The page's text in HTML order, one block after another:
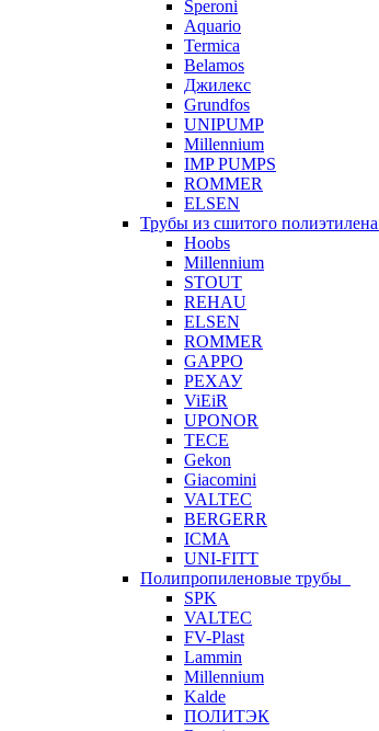
Speroni
Aquario
Termica
Belamos
Джилекс
Grundfos
UNIPUMP
Millennium
IMP PUMPS
ROMMER
ELSEN
Трубы из сшитого полиэтилена
Hoobs
Millennium
STOUT
REHAU
ELSEN
ROMMER
GAPPO
РЕХАУ
ViEiR
UPONOR
TECE
Gekon
Giacomini
VALTEC
BERGERR
ICMA
UNI-FITT
Полипропиленовые трубы
SPK
VALTEC
FV-Plast
Lammin
Millennium
Kalde
ПОЛИТЭК